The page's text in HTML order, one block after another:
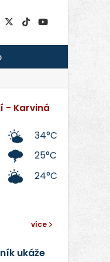
- Karviná
34°C
25°C
24°C
více
ukáže